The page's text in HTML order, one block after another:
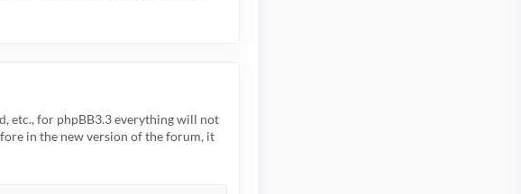
etc., for phpBB3.3 everything will not
in the new version of the forum, it